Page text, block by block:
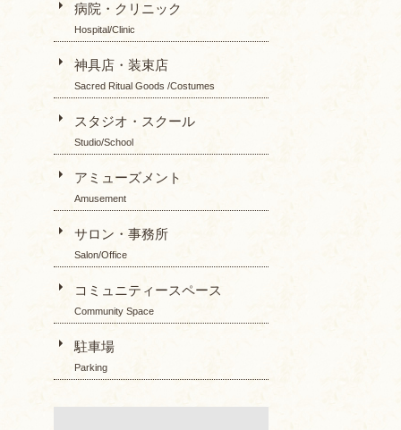
病院・クリニック
Hospital/Clinic
神具店・装束店
Sacred Ritual Goods /Costumes
スタジオ・スクール
Studio/School
アミューズメント
Amusement
サロン・事務所
Salon/Office
コミュニティースペース
Community Space
駐車場
Parking